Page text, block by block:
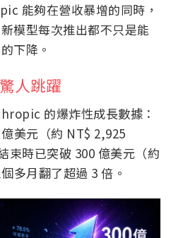
能夠在營收暴增的同時，
模型每次推出都不只是能
下降。
人跳躍
的爆炸性成長數據：
美元（約 NT$ 2,925
束時已突破 300 億美元（約
多月翻了超過 3 倍。